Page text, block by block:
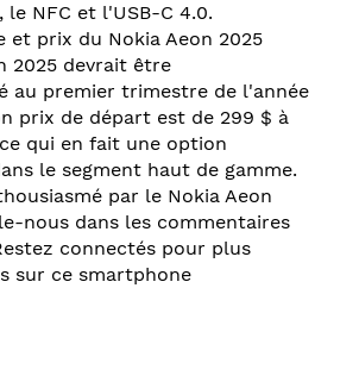
le NFC et l'USB-C 4.0.
et prix du Nokia Aeon 2025
2025 devrait être
au premier trimestre de l'année
prix de départ est de 299 $ à
ce qui en fait une option
le segment haut de gamme.
par le Nokia Aeon
nous dans les commentaires
connectés pour plus
sur ce smartphone